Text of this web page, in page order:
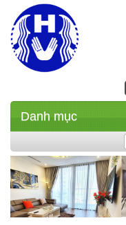
Danh mục